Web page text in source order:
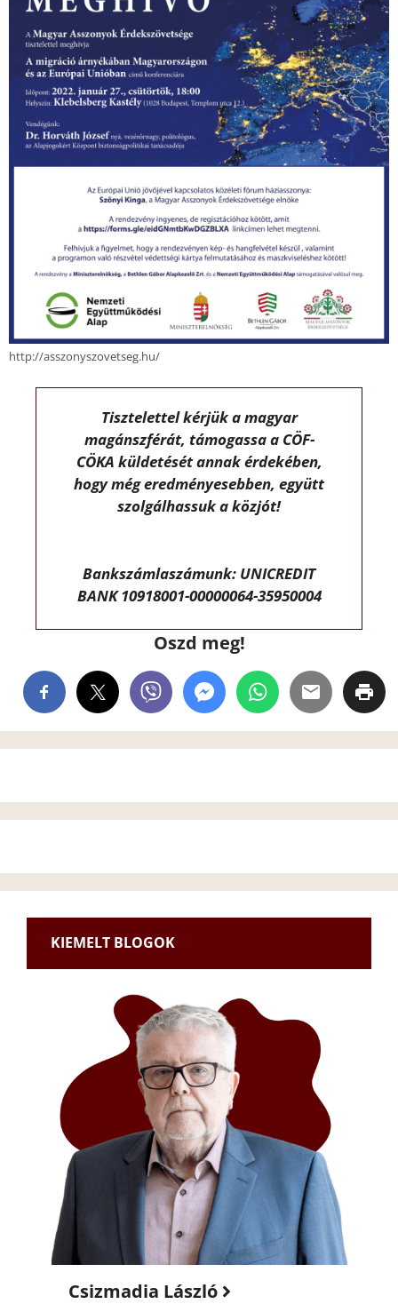
http://asszonyszovetseg.hu/
Tisztelettel kérjük a magyar
magánszférát, támogassa a CÖF-
CÖKA küldetését annak érdekében,
hogy még eredményesebben, együtt
szolgálhassuk a közjót!
Bankszámlaszámunk: UNICREDIT
BANK 10918001-00000064-35950004
Oszd meg!
KIEMELT BLOGOK
Csizmadia László